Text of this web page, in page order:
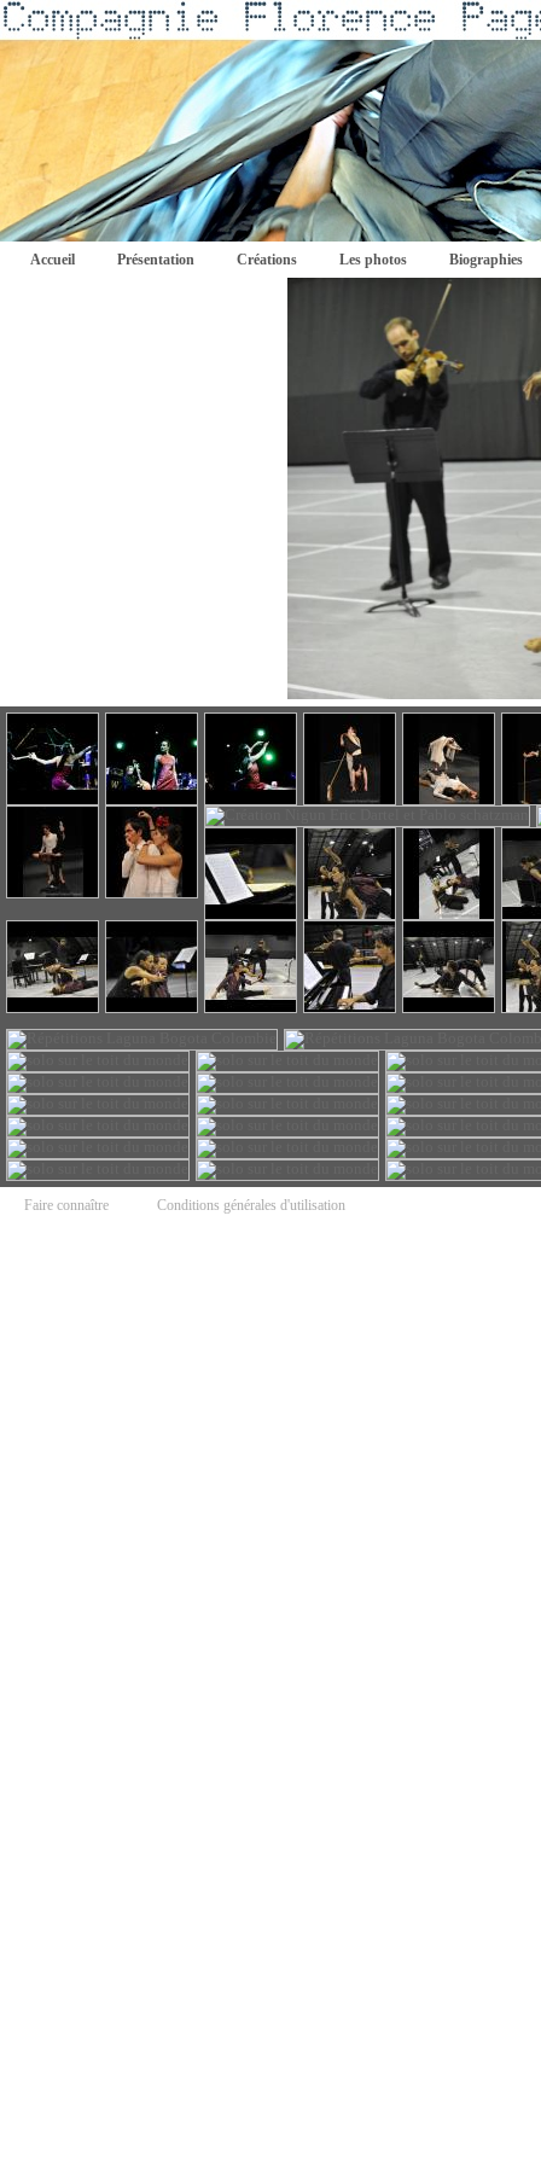
Accueil Présentation Créations Les photos Biographies
Faire connaître Conditions générales d'utilisation